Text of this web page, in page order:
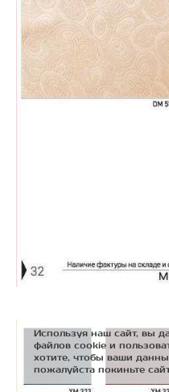
Используя наш сайт, вы
файлов cookie и
хотите, чтобы ваши
пожалуйста покиньте